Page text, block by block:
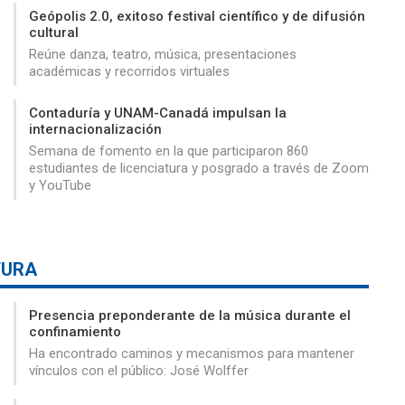
Geópolis 2.0, exitoso festival científico y de difusión
cultural
Reúne danza, teatro, música, presentaciones
académicas y recorridos virtuales
Contaduría y UNAM-Canadá impulsan la
internacionalización
Semana de fomento en la que participaron 860
estudiantes de licenciatura y posgrado a través de Zoom
y YouTube
Presencia preponderante de la música durante el
confinamiento
Ha encontrado caminos y mecanismos para mantener
vínculos con el público: José Wolffer